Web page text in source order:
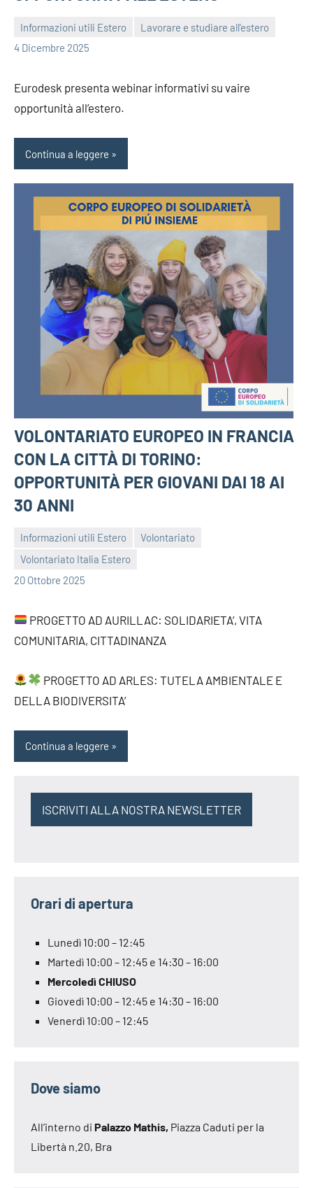
Informazioni utili Estero
Lavorare e studiare all'estero
4 Dicembre 2025
bragiovani
Eurodesk presenta webinar informativi su vaire
opportunità all’estero.
Continua a leggere
VOLONTARIATO EUROPEO IN FRANCIA
CON LA CITTÀ DI TORINO:
OPPORTUNITÀ PER GIOVANI DAI 18 AI
30 ANNI
Informazioni utili Estero
Volontariato
Volontariato Italia Estero
20 Ottobre 2025
bragiovani
PROGETTO AD AURILLAC: SOLIDARIETA’, VITA
COMUNITARIA, CITTADINANZA
PROGETTO AD ARLES: TUTELA AMBIENTALE E
DELLA BIODIVERSITA’
Continua a leggere
ISCRIVITI ALLA NOSTRA NEWSLETTER
Orari di apertura
Lunedì 10:00 – 12:45
Martedì 10:00 – 12:45 e 14:30 – 16:00
Mercoledì CHIUSO
Giovedì 10:00 – 12:45 e 14:30 – 16:00
Venerdì 10:00 – 12:45
Dove siamo
All’interno di Palazzo Mathis, Piazza Caduti per la
Libertà n.20, Bra